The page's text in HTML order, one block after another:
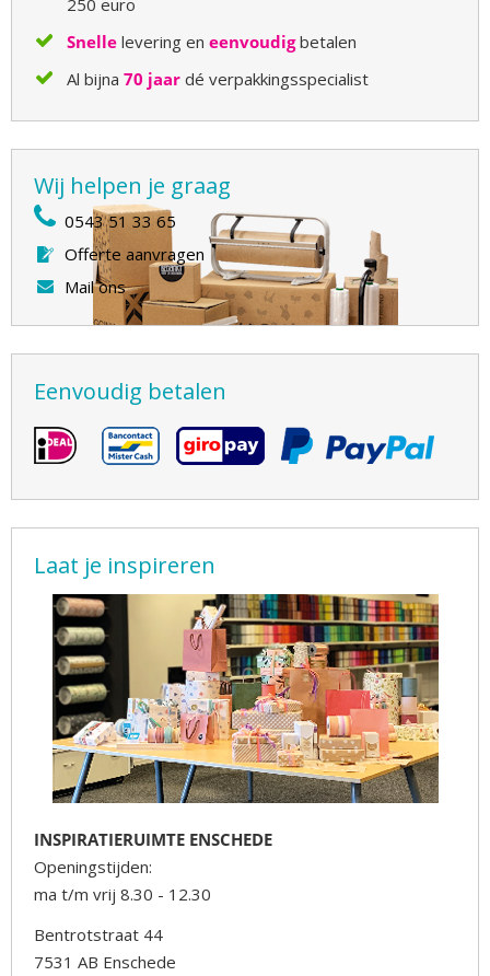
250 euro
Snelle levering en eenvoudigbetalen
Al bijna 70 jaar dé verpakkingsspecialist
Wij helpen je graag
0543 51 33 65
Offerte aanvragen
Mail ons
Eenvoudig betalen
Laat je inspireren
INSPIRATIERUIMTE ENSCHEDE
Openingstijden:
ma t/m vrij 8.30 - 12.30
Bentrotstraat 44
7531 AB Enschede